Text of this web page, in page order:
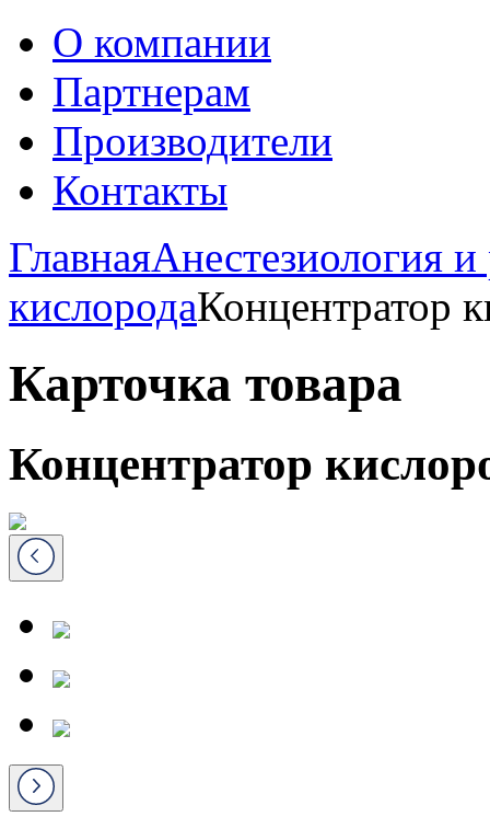
О компании
Партнерам
Производители
Контакты
ГлавнаяАнестезиология
кислородаКонцентратор
Карточка товара
Концентратор